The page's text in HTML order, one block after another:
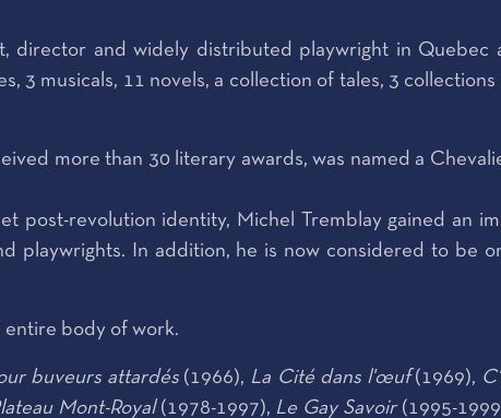
director and widely distributed playwright in
3 musicals, 11 novels, a collection of tales, 3
more than 30 literary awards, was named a
post-revolution identity, Michel Tremblay gained an
playwrights. In addition, he is now considered to be
entire body of work.
buveurs attardés (1966), La Cité dans l'œuf(1969),
Mont-Royal(1978-1997), Le Gay Savoir (1995-